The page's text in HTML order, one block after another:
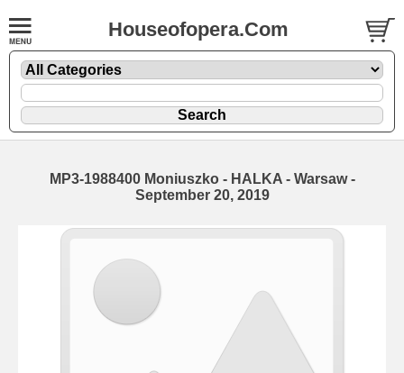
Houseofopera.Com
MP3-1988400 Moniuszko - HALKA - Warsaw -
September 20, 2019